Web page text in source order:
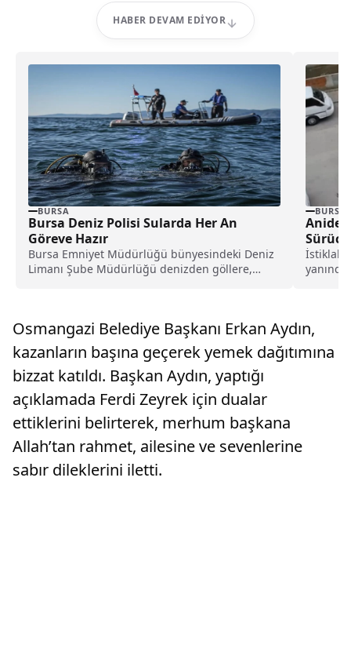
HABER DEVAM EDIYOR
BURSA
Bursa Deniz Polisi Sularda Her An
Göreve Hazır
Bursa Emniyet Müdürlüğü bünyesindeki Deniz
Limanı Şube Müdürlüğü denizden göllere,
BURSA
Aniden
İstiklal
Osmangazi Belediye Başkanı Erkan Aydın,
kazanların başına geçerek yemek dağıtımına
bizzat katıldı. Başkan Aydın, yaptığı
açıklamada Ferdi Zeyrek için dualar
ettiklerini belirterek, merhum başkana
Allah’tan rahmet, ailesine ve sevenlerine
sabır dileklerini iletti.